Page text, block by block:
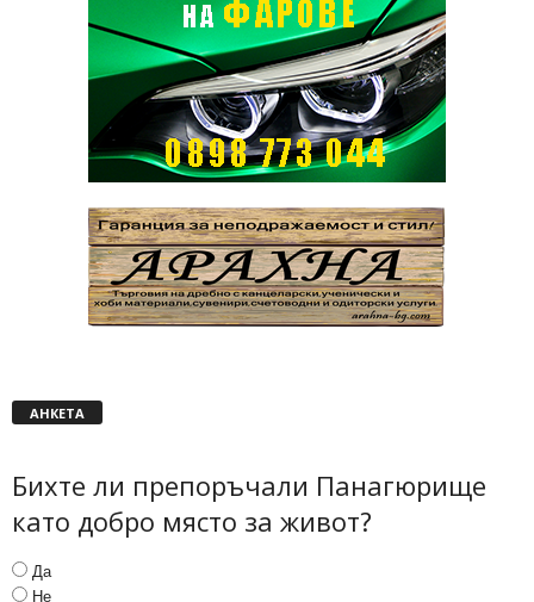
АНКЕТА
Бихте ли препоръчали Панагюрище
като добро място за живот?
Да
Не